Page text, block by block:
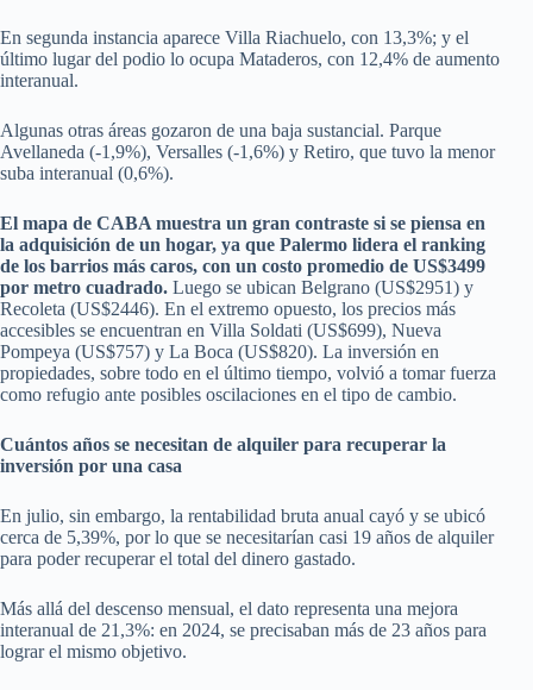
En segunda instancia aparece Villa Riachuelo, con 13,3%; y el
último lugar del podio lo ocupa Mataderos, con 12,4% de aumento
interanual.
Algunas otras áreas gozaron de una baja sustancial. Parque
Avellaneda (-1,9%), Versalles (-1,6%) y Retiro, que tuvo la menor
suba interanual (0,6%).
El mapa de CABA muestra un gran contraste si se piensa en
la adquisición de un hogar, ya que Palermo lidera el ranking
de los barrios más caros, con un costo promedio de US$3499
por metro cuadrado. Luego se ubican Belgrano (US$2951) y
Recoleta (US$2446). En el extremo opuesto, los precios más
accesibles se encuentran en Villa Soldati (US$699), Nueva
Pompeya (US$757) y La Boca (US$820). La inversión en
propiedades, sobre todo en el último tiempo, volvió a tomar fuerza
como refugio ante posibles oscilaciones en el tipo de cambio.
Cuántos años se necesitan de alquiler para recuperar la
inversión por una casa
En julio, sin embargo, la rentabilidad bruta anual cayó y se ubicó
cerca de 5,39%, por lo que se necesitarían casi 19 años de alquiler
para poder recuperar el total del dinero gastado.
Más allá del descenso mensual, el dato representa una mejora
interanual de 21,3%: en 2024, se precisaban más de 23 años para
lograr el mismo objetivo.